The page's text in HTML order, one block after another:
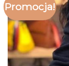
Promocja!